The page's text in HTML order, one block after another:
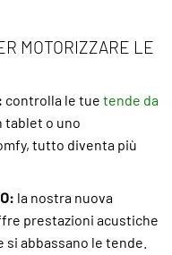
MOTORIZZARE LE
controlla le tue tende da
tablet o uno
tutto diventa più
la nostra nuova
prestazioni acustiche
abbassano le tende.